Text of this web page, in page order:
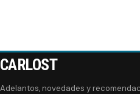
CARLOST
Adelantos, novedades y